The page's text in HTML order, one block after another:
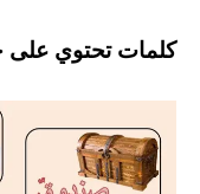
كلمات تحتوي على